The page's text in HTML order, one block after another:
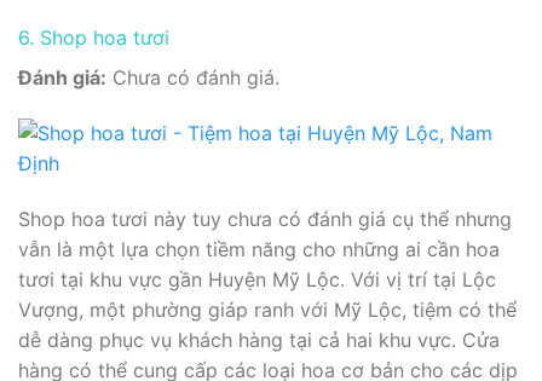
6. Shop hoa tươi
Đánh giá: Chưa có đánh giá.
Shop hoa tươi này tuy chưa có đánh giá cụ thể nhưng
vẫn là một lựa chọn tiềm năng cho những ai cần hoa
tươi tại khu vực gần Huyện Mỹ Lộc. Với vị trí tại Lộc
Vượng, một phường giáp ranh với Mỹ Lộc, tiệm có thể
dễ dàng phục vụ khách hàng tại cả hai khu vực. Cửa
hàng có thể cung cấp các loại hoa cơ bản cho các dịp